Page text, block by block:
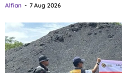
Alfian 7 Aug 2026